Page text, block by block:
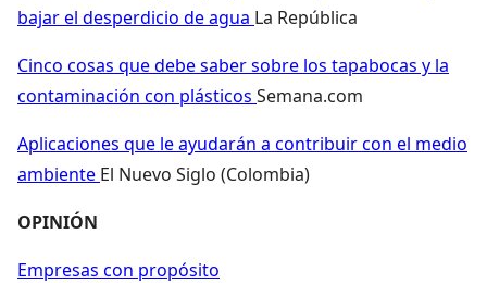
bajar el desperdicio de agua La República
Cinco cosas que debe saber sobre los tapabocas y la
contaminación con plásticos Semana.com
Aplicaciones que le ayudarán a contribuir con el medio
ambiente El Nuevo Siglo (Colombia)
OPINIÓN
Empresas con propósito